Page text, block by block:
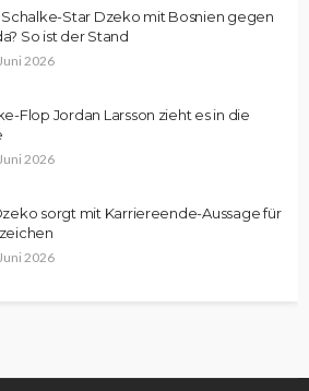
Star Dzeko mit Bosnien gegen
So ist der Stand
2026
Flop Jordan Larsson zieht es in die
2026
sorgt mit Karriereende-Aussage für
2026